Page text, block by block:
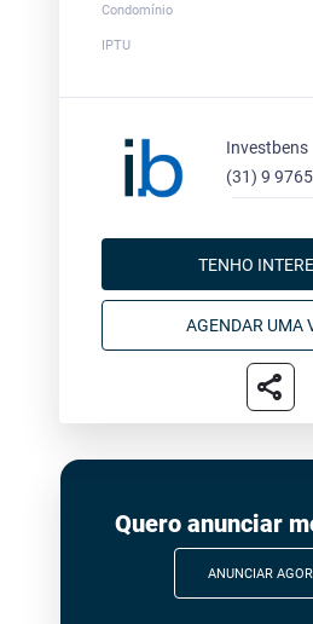
Condomínio
IPTU
Investbens
(31) 9
TENHO
AGENDAR UMA
share
Quero anunciar
ANUNCIAR